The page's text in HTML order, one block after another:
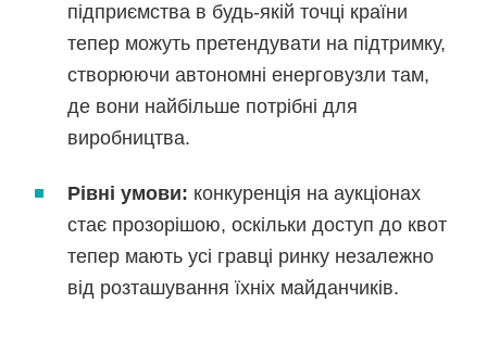
підприємства в будь-якій точці країни
тепер можуть претендувати на підтримку,
створюючи автономні енерговузли там,
де вони найбільше потрібні для
виробництва.
Рівні умови: конкуренція на аукціонах
стає прозорішою, оскільки доступ до квот
тепер мають усі гравці ринку незалежно
від розташування їхніх майданчиків.